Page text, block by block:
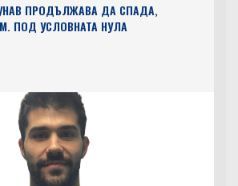
ПРОДЪЛЖАВА ДА СПАДА,
ПОД УСЛОВНАТА НУЛА